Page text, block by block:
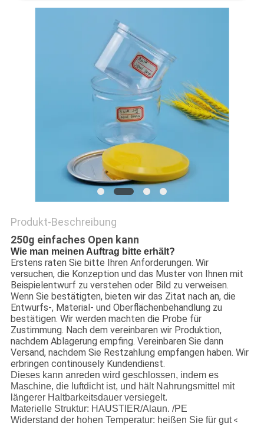
Produkt-Beschreibung
250g einfaches Open kann
Wie man meinen Auftrag bitte erhält?
Erstens raten Sie bitte Ihren Anforderungen. Wir
versuchen, die Konzeption und das Muster von Ihnen mit
Beispielentwurf zu verstehen oder Bild zu verweisen.
Wenn Sie bestätigten, bieten wir das Zitat nach an, die
Entwurfs-, Material- und Oberflächenbehandlung zu
bestätigen. Wir werden machten die Probe für
Zustimmung. Nach dem vereinbaren wir Produktion,
nachdem Ablagerung empfing. Vereinbaren Sie dann
Versand, nachdem Sie Restzahlung empfangen haben. Wir
erbringen continousely Kundendienst.
Dieses kann anreden wird geschlossen, indem es
Maschine, die luftdicht ist, und hält Nahrungsmittel mit
längerer Haltbarkeitsdauer versiegelt.
Materielle Struktur: HAUSTIER/Alaun. /PE
Widerstand der hohen Temperatur: heißen Sie für gut<